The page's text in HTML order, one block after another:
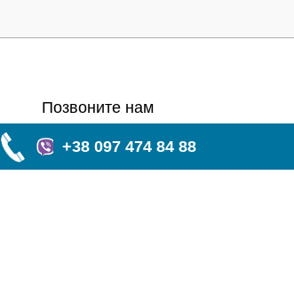
Позвоните нам
+38 097 474 84 88